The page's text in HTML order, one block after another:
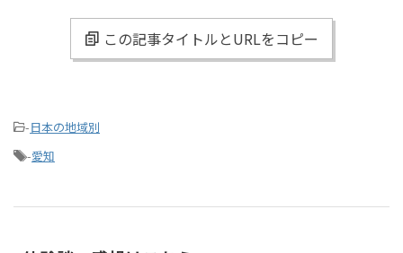
この記事タイトルとURLをコピー
-日本の地域別
-愛知